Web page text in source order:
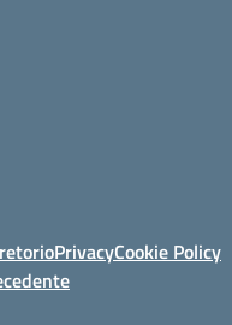
PrivacyCookie Policy